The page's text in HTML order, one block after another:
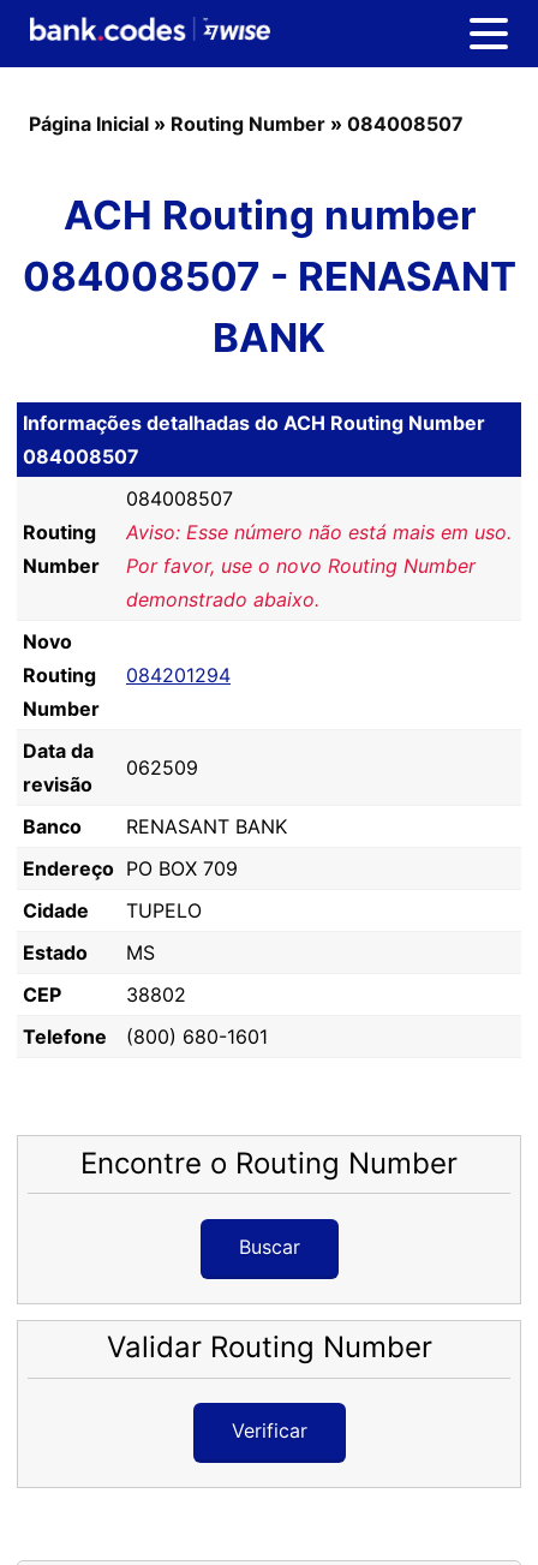
Página Inicial » Routing Number » 084008507
ACH Routing number
084008507 - RENASANT
BANK
Informações detalhadas do ACH Routing Number
084008507
Routing
Number
084008507
Aviso: Esse número não está mais em uso.
Por favor, use o novo Routing Number
demonstrado abaixo.
Novo
Routing
Number
084201294
Data da
revisão
062509
Banco
RENASANT BANK
Endereço PO BOX 709
Cidade
TUPELO
Estado
MS
CEP
38802
Telefone
(800) 680-1601
Encontre o Routing Number
Buscar
Validar Routing Number
Verificar